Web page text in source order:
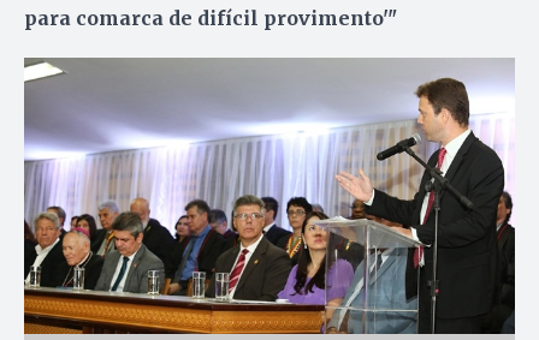
para comarca de difícil provimento'"